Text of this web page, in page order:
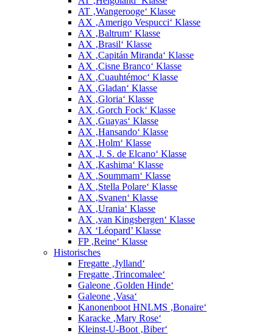
AT ‚Wangerooge‘ Klasse
AX ‚Amerigo Vespucci‘ Klasse
AX ‚Baltrum‘ Klasse
AX ‚Brasil‘ Klasse
AX ‚Capitán Miranda‘ Klasse
AX ‚Cisne Branco‘ Klasse
AX ‚Cuauhtémoc‘ Klasse
AX ‚Gladan‘ Klasse
AX ‚Gloria‘ Klasse
AX ‚Gorch Fock‘ Klasse
AX ‚Guayas‘ Klasse
AX ‚Hansando‘ Klasse
AX ‚Holm‘ Klasse
AX ‚J. S. de Elcano‘ Klasse
AX ‚Kashima‘ Klasse
AX ‚Soummam‘ Klasse
AX ‚Stella Polare‘ Klasse
AX ‚Svanen‘ Klasse
AX ‚Urania‘ Klasse
AX ‚van Kingsbergen‘ Klasse
AX ‘Léopard’ Klasse
FP ‚Reine‘ Klasse
Historisches
Fregatte ‚Jylland‘
Fregatte ‚Trincomalee‘
Galeone ‚Golden Hinde‘
Galeone ‚Vasa‘
Kanonenboot HNLMS ‚Bonaire‘
Karacke ‚Mary Rose‘
Kleinst-U-Boot ‚Biber‘